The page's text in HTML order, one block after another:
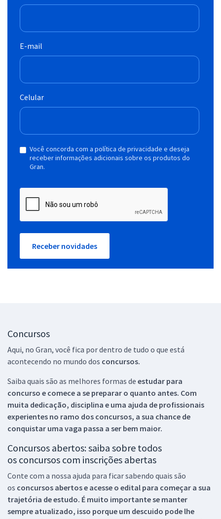
E-mail
Celular
Você concorda com a política de privacidade e deseja
receber informações adicionais sobre os produtos do
Gran.
Receber novidades
Concursos
Aqui, no Gran, você fica por dentro de tudo o que está
acontecendo no mundo dos concursos.
Saiba quais são as melhores formas de estudar para
concurso e comece a se preparar o quanto antes. Com
muita dedicação, disciplina e uma ajuda de profissionais
experientes no ramo dos concursos, a sua chance de
conquistar uma vaga passa a ser bem maior.
Concursos abertos: saiba sobre todos
os concursos com inscrições abertas
Conte com a nossa ajuda para ficar sabendo quais são
os concursos abertos e acesse o edital para começar a sua
trajetória de estudo. É muito importante se manter
sempre atualizado, isso porque um descuido pode lhe